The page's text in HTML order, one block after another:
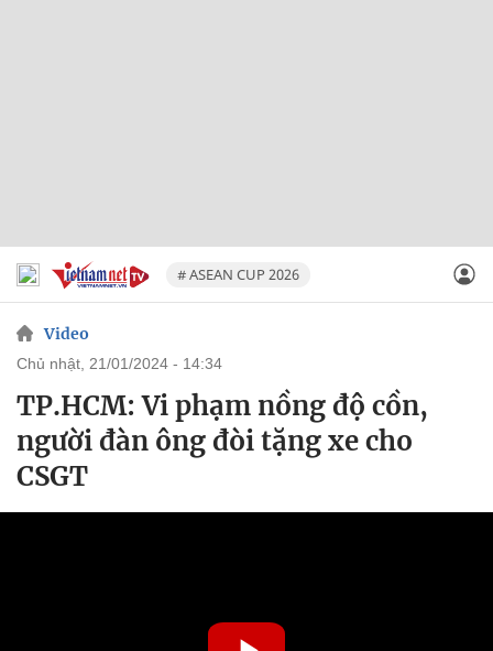
# ASEAN CUP 2026
Video
chủ nhật, 21/01/2024 - 14:34
TP.HCM: Vi phạm nồng độ cồn,
người đàn ông đòi tặng xe cho
CSGT